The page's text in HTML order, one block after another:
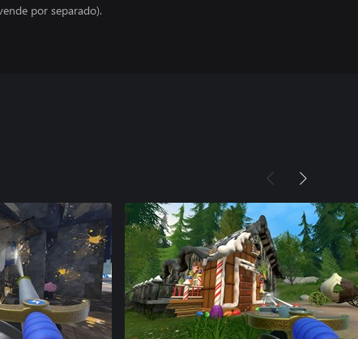
por separado).